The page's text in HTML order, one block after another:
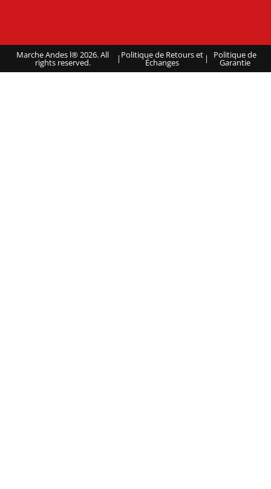
Marche Andes l® 2026. All
rights reserved. | Politique de Retours et
Échanges | Politique de
Garantie